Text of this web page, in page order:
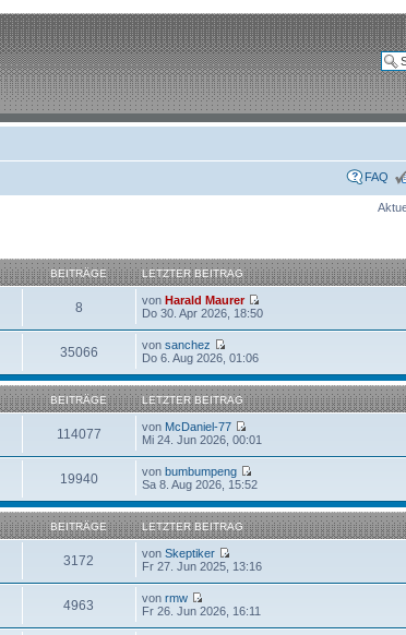
FAQ
BEITRÄGE LETZTER BEITRAG
8 vonHarald Maurer
Do 30. Apr 2026, 18:50
35066 vonsanchez
Do 6. Aug 2026, 01:06
BEITRÄGE LETZTER BEITRAG
114077 von McDaniel-77
Mi 24. Jun 2026, 00:01
19940 vonbumbumpeng
Sa 8. Aug 2026, 15:52
BEITRÄGE LETZTER BEITRAG
3172 vonSkeptiker
Fr 27. Jun 2025, 13:16
4963 vonrmw
Fr 26. Jun 2026, 16:11